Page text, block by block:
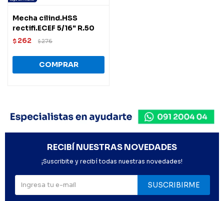
Mecha cilind.HSS
rectifi.ECEF 5/16" R.50
$ 262 $276
RECIBÍ NUESTRAS NOVEDADES
¡Suscribite y recibí todas nuestras novedades!
SUSCRIBIRME